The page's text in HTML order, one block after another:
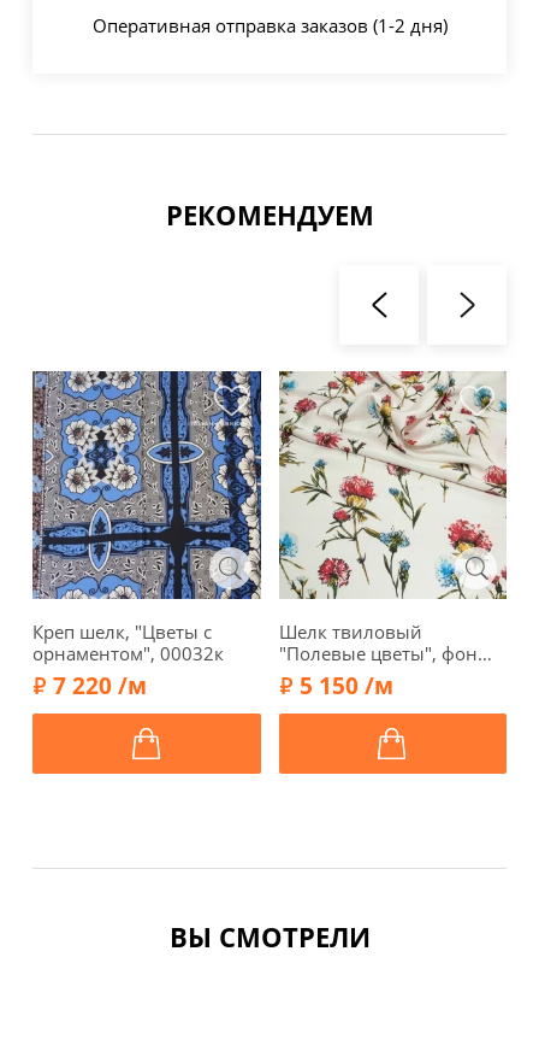
Оперативная отправка заказов (1-2 дня)
РЕКОМЕНДУЕМ
Креп шелк, "Цветы с
орнаментом", 00032к
7 220 /м
Шелк твиловый
"Полевые цветы", фон
сливочный, 1062205
5 150 /м
ВЫ СМОТРЕЛИ